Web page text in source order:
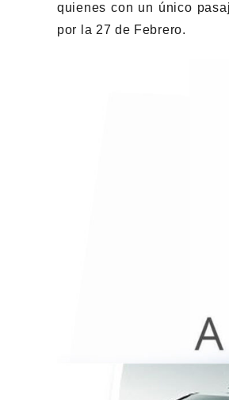
quienes con un único
por la 27 de Febrero.